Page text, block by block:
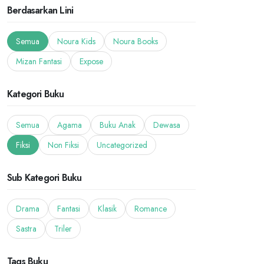
Berdasarkan Lini
Semua Noura Kids
Noura Books
Mizan Fantasi
Expose
Kategori Buku
Semua Agama Buku Anak
Dewasa
Fiksi
Non Fiksi Uncategorized
Sub Kategori Buku
Drama Fantasi Klasik
Romance
Sastra
Triler